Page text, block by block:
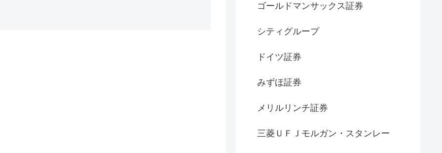
ゴールドマンサックス証券
シティグループ
ドイツ証券
みずほ証券
メリルリンチ証券
三菱ＵＦＪモルガン・スタンレー